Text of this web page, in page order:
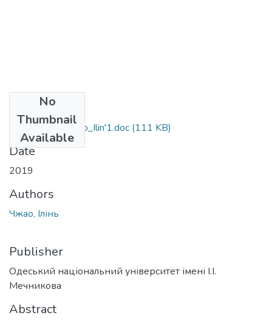
No
Thumbnail
Available
6.020303_Chzhao_Ilin'1.doc (111 KB)
Date
2019
Authors
Чжао, Ілінь
Publisher
Одеський національний університет імені І.І.
Мечникова
Abstract